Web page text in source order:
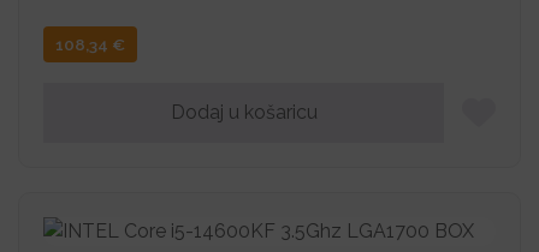
108,34 €
Dodaj u košaricu